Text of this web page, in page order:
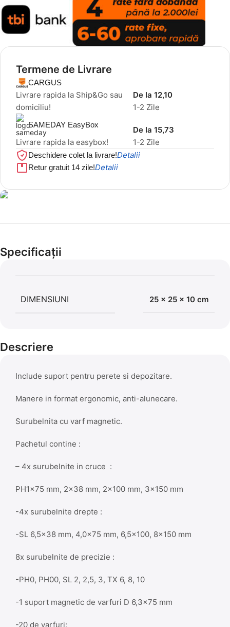
Termene de Livrare
CARGUS
Livrare rapida la Ship&Go sau
domiciliu!
1-2 Zile
De la 12,10
SAMEDAY EasyBox
Livrare rapida la easybox! 1-2 Zile
De la 15,73
Deschidere colet la livrare!Detalii
Retur gratuit 14 zile!Detalii
Cel mai mic preț!
56,86 LEI
Specificații
DIMENSIUNI 25 × 25 × 10 cm
Descriere
Include suport pentru perete si depozitare.
Manere in format ergonomic, anti-alunecare.
Surubelnita cu varf magnetic.
Pachetul contine :
– 4x surubelnite in cruce :
PH1x75 mm, 2×38 mm, 2×100 mm, 3×150 mm
-4x surubelnite drepte :
-SL 6,5×38 mm, 4,0×75 mm, 6,5×100, 8×150 mm
8x surubelnite de precizie :
-PH0, PH00, SL 2, 2,5, 3, TX 6, 8, 10
-1 suport magnetic de varfuri D 6,3×75 mm
-20 de varfuri: